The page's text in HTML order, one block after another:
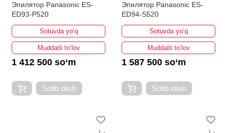
Эпилятор Panasonic ES-
ED93-P520
Sotuvda yo‘q
Muddatli to‘lov
1 412 500 so‘m
Sotib olish
Эпилятор Panasonic ES-
ED94-S520
Sotuvda yo‘q
Muddatli to‘lov
1 587 500 so‘m
Sotib olish